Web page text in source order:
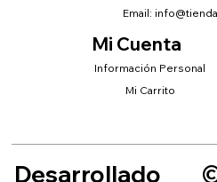
Mi Cuenta
Información Personal
Mi Carrito
Email:
Desarrollado